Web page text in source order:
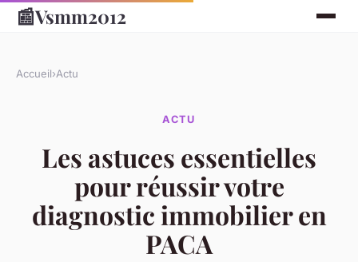
📰Vsmm2012
Accueil›Actu
ACTU
Les astuces essentielles
pour réussir votre
diagnostic immobilier en
PACA